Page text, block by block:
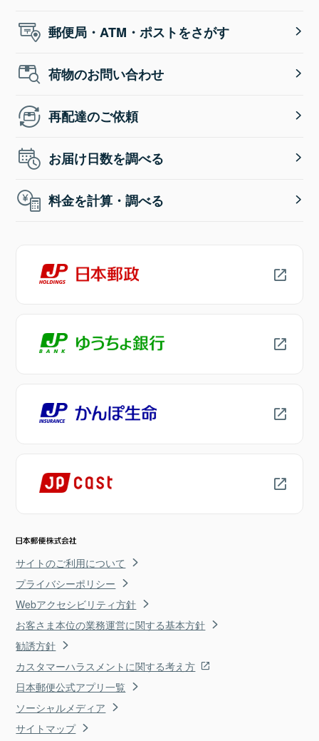
郵便局・ATM・ポストをさがす
荷物のお問い合わせ
再配達のご依頼
お届け日数を調べる
料金を計算・調べる
サイトのご利用について
プライバシーポリシー
Webアクセシビリティ方針
お客さま本位の業務運営に関する基本方針
勧誘方針
カスタマーハラスメントに関する考え方
日本郵便公式アプリ一覧
ソーシャルメディア
サイトマップ